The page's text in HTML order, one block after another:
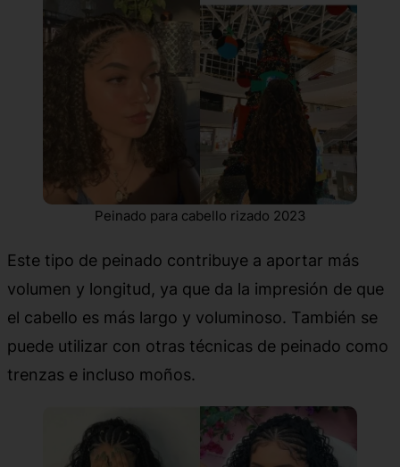
Peinado para cabello rizado 2023
Este tipo de peinado contribuye a aportar más
volumen y longitud, ya que da la impresión de que
el cabello es más largo y voluminoso. También se
puede utilizar con otras técnicas de peinado como
trenzas e incluso moños.